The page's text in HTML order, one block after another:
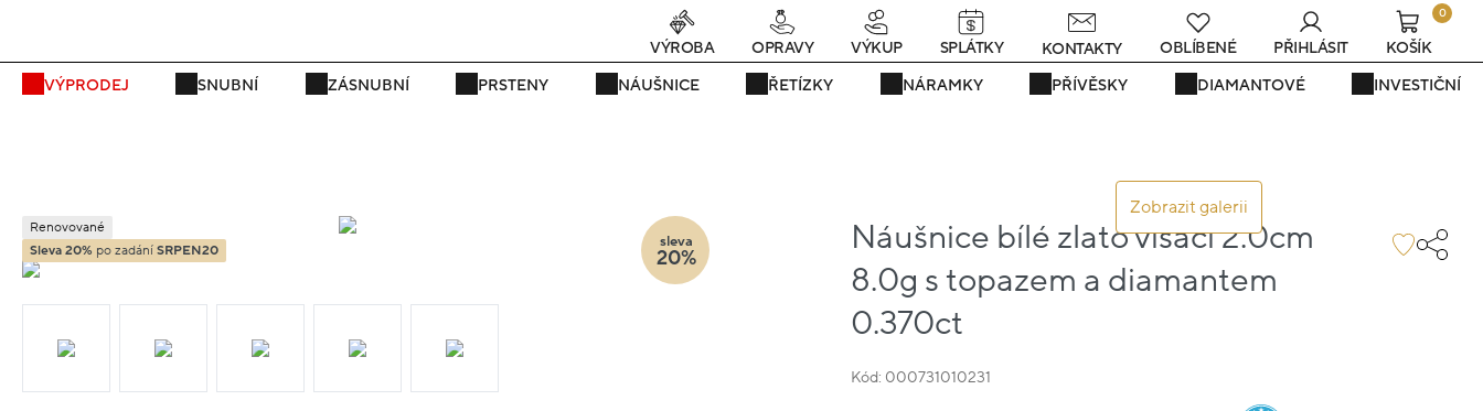
Právě teď! - 20 % na vše! Kód: SRPEN20 24 dní : 22h : 31m : 12s
VÝPRODEJ SNUBNÍ ZÁSNUBNÍ PRSTENY NÁUŠNICE ŘETÍZKY NÁRAMKY PŘÍVĚSKY DIAMANTOVÉ INVESTIČNÍ
VÝROBA OPRAVY VÝKUP SPLÁTKY KONTAKTY OBLÍBENÉ PŘIHLÁSIT
0
KOŠÍK
Zobrazit galerii
Náušnice bílé zlato visací 2.0cm
8.0g s topazem a diamantem
0.370ct
Kód: 000731010231
Renovované
Sleva 20% po zadání SRPEN20
sleva
20%